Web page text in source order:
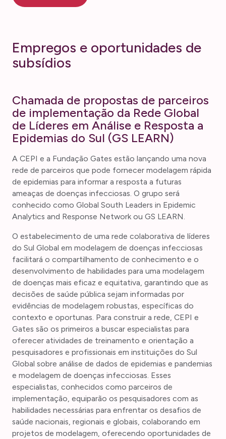
Empregos e oportunidades de
subsídios
Chamada de propostas de parceiros
de implementação da Rede Global
de Líderes em Análise e Resposta a
Epidemias do Sul (GS LEARN)
A CEPI e a Fundação Gates estão lançando uma nova
rede de parceiros que pode fornecer modelagem rápida
de epidemias para informar a resposta a futuras
ameaças de doenças infecciosas. O grupo será
conhecido como Global South Leaders in Epidemic
Analytics and Response Network ou GS LEARN.
O estabelecimento de uma rede colaborativa de líderes
do Sul Global em modelagem de doenças infecciosas
facilitará o compartilhamento de conhecimento e o
desenvolvimento de habilidades para uma modelagem
de doenças mais eficaz e equitativa, garantindo que as
decisões de saúde pública sejam informadas por
evidências de modelagem robustas, específicas do
contexto e oportunas. Para construir a rede, CEPI e
Gates são os primeiros a buscar especialistas para
oferecer atividades de treinamento e orientação a
pesquisadores e profissionais em instituições do Sul
Global sobre análise de dados de epidemias e pandemias
e modelagem de doenças infecciosas. Esses
especialistas, conhecidos como parceiros de
implementação, equiparão os pesquisadores com as
habilidades necessárias para enfrentar os desafios de
saúde nacionais, regionais e globais, colaborando em
projetos de modelagem, oferecendo oportunidades de